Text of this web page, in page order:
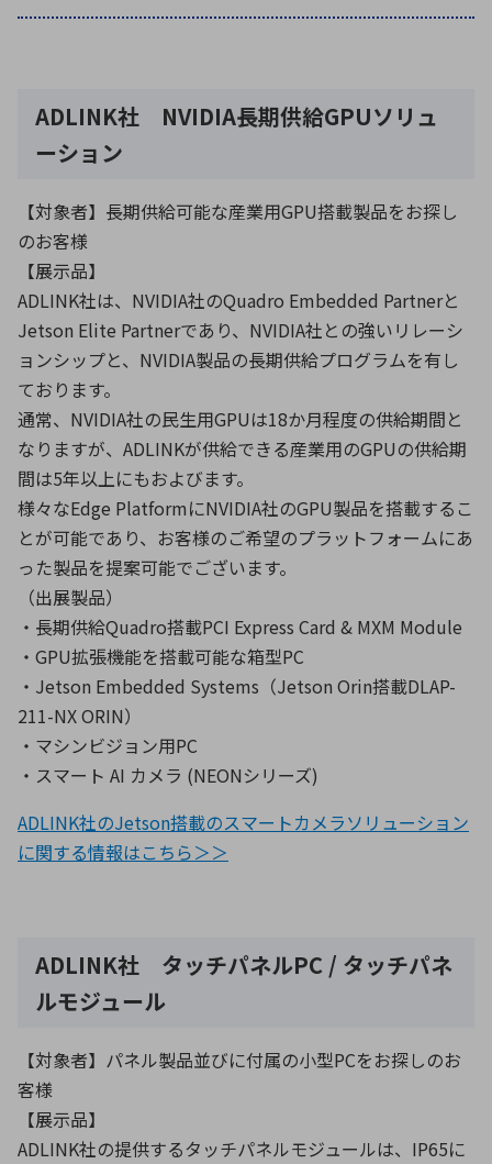
ADLINK社 NVIDIA長期供給GPUソリュ
ーション
【対象者】長期供給可能な産業用GPU搭載製品をお探し
のお客様
【展示品】
ADLINK社は、NVIDIA社のQuadro Embedded Partnerと
Jetson Elite Partnerであり、NVIDIA社との強いリレーシ
ョンシップと、NVIDIA製品の長期供給プログラムを有し
ております。
通常、NVIDIA社の民生用GPUは18か月程度の供給期間と
なりますが、ADLINKが供給できる産業用のGPUの供給期
間は5年以上にもおよびます。
様々なEdge PlatformにNVIDIA社のGPU製品を搭載するこ
とが可能であり、お客様のご希望のプラットフォームにあ
った製品を提案可能でございます。
（出展製品）
・長期供給Quadro搭載PCI Express Card & MXM Module
・GPU拡張機能を搭載可能な箱型PC
・Jetson Embedded Systems（Jetson Orin搭載DLAP-
211-NX ORIN）
・マシンビジョン用PC
・スマート AI カメラ (NEONシリーズ)
ADLINK社のJetson搭載のスマートカメラソリューション
に関する情報はこちら＞＞
ADLINK社 タッチパネルPC / タッチパネ
ルモジュール
【対象者】パネル製品並びに付属の小型PCをお探しのお
客様
【展示品】
ADLINK社の提供するタッチパネルモジュールは、IP65に